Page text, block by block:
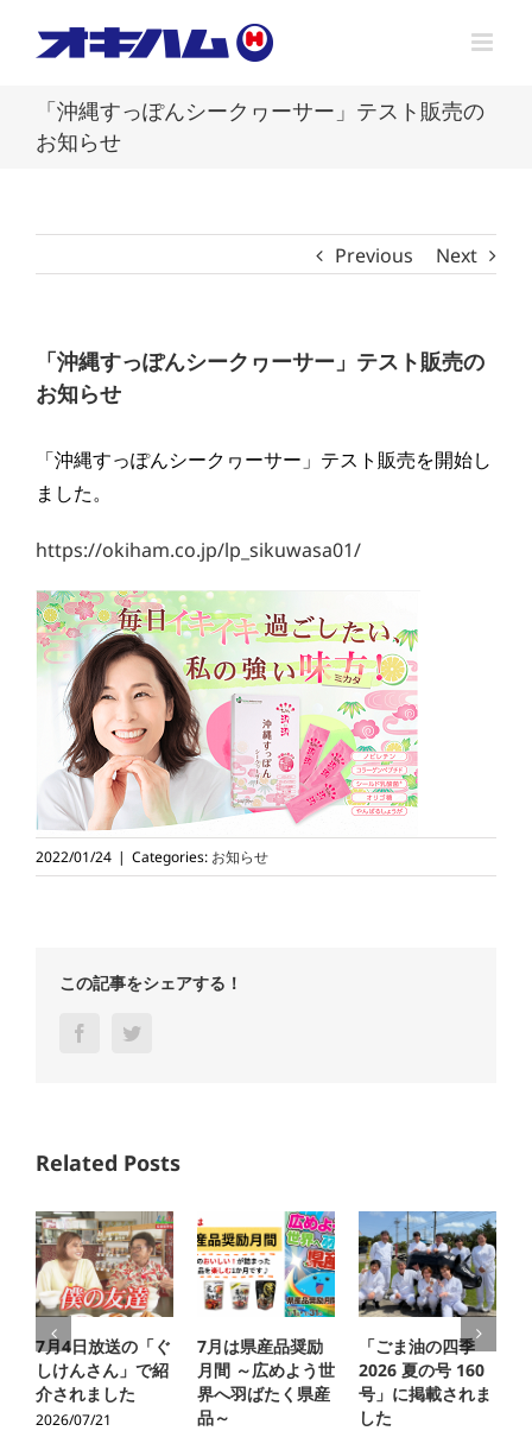
「沖縄すっぽんシークヮーサー」テスト販売の
お知らせ
Previous Next
「沖縄すっぽんシークヮーサー」テスト販売の
お知らせ
「沖縄すっぽんシークヮーサー」テスト販売を開始し
ました。
https://okiham.co.jp/lp_sikuwasa01/
2022/01/24 | Categories: お知らせ
この記事をシェアする！
Facebook
Related Posts
7月4日放送の「ぐ
しけんさん」で紹
介されました
2026/07/21
7月は県産品奨励
月間 ～広めよう世
界へ羽ばたく県産
品～
「ごま油の四季
2026 夏の号 160
号」に掲載されま
した